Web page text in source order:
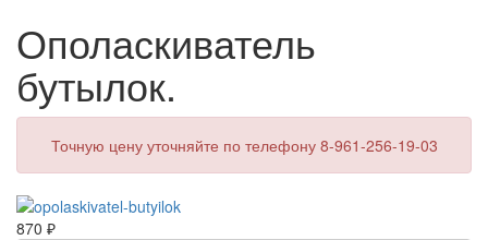
Ополаскиватель
бутылок.
Точную цену уточняйте по телефону 8-961-256-19-03
870 ₽